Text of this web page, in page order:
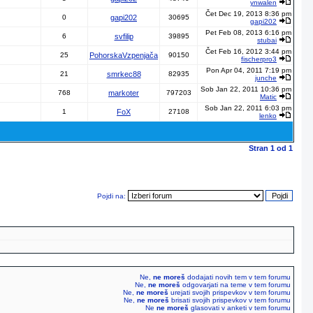
ynwalen
0 gapi202 30695
Čet Dec 19, 2013 8:36 pm
gapi202
6 svfilip 39895
Pet Feb 08, 2013 6:16 pm
stubai
25 PohorskaVzpenjača 90150
Čet Feb 16, 2012 3:44 pm
fischerpro3
21 smrkec88 82935
Pon Apr 04, 2011 7:19 pm
junche
768 markoter 797203
Sob Jan 22, 2011 10:36 pm
Matic
1 FoX 27108
Sob Jan 22, 2011 6:03 pm
lenko
Stran 1 od 1
Pojdi na:
Ne, ne moreš dodajati novih tem v tem forumu
Ne, ne moreš odgovarjati na teme v tem forumu
Ne, ne moreš urejati svojih prispevkov v tem forumu
Ne, ne moreš brisati svojih prispevkov v tem forumu
Ne ne moreš glasovati v anketi v tem forumu